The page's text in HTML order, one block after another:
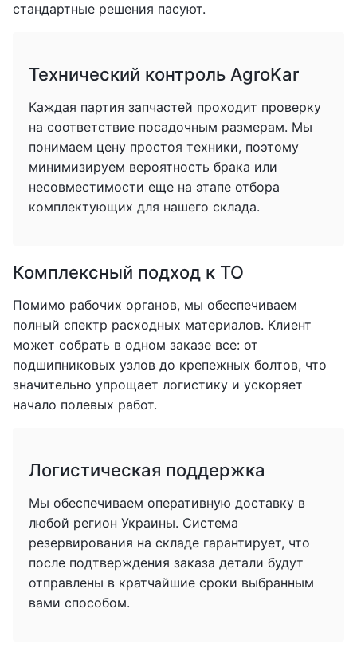
стандартные решения пасуют.
Технический контроль AgroKar
Каждая партия запчастей проходит проверку
на соответствие посадочным размерам. Мы
понимаем цену простоя техники, поэтому
минимизируем вероятность брака или
несовместимости еще на этапе отбора
комплектующих для нашего склада.
Комплексный подход к ТО
Помимо рабочих органов, мы обеспечиваем
полный спектр расходных материалов. Клиент
может собрать в одном заказе все: от
подшипниковых узлов до крепежных болтов, что
значительно упрощает логистику и ускоряет
начало полевых работ.
Логистическая поддержка
Мы обеспечиваем оперативную доставку в
любой регион Украины. Система
резервирования на складе гарантирует, что
после подтверждения заказа детали будут
отправлены в кратчайшие сроки выбранным
вами способом.